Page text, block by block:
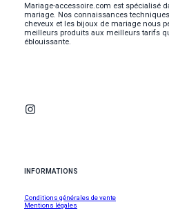
INFORMATIONS
Conditions générales de vente
Mentions légales
Mariage-accessoire.com est spécialisé
mariage. Nos connaissances
cheveux et les bijoux de mariage nous
meilleurs produits aux meilleurs tarifs
éblouissante.